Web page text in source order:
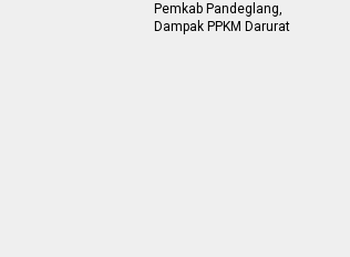
Pemkab Pandeglang,
Dampak PPKM Darurat